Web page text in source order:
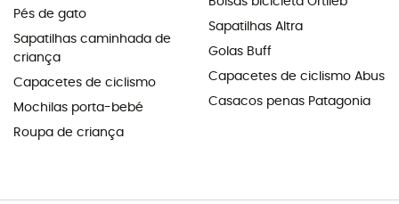
Pés de gato
Sapatilhas caminhada de
criança
Capacetes de ciclismo
Mochilas porta-bebé
Roupa de criança
Sapatilhas Altra
Golas Buff
Capacetes de ciclismo Abus
Casacos penas Patagonia